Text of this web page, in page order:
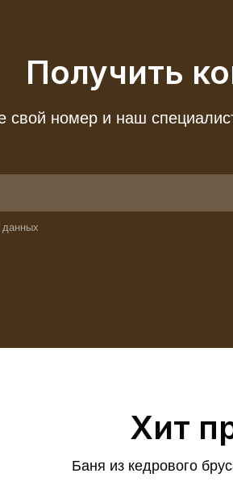
Получить
свой номер и наш
данных
Хит
Баня из кедрового